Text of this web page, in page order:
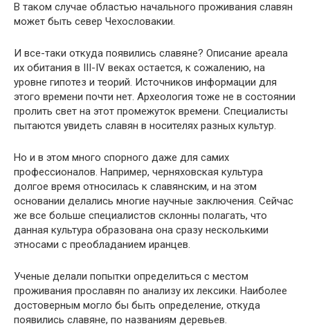
В таком случае областью начального проживания славян
может быть север Чехословакии.
И все-таки откуда появились славяне? Описание ареала
их обитания в III-IV веках остается, к сожалению, на
уровне гипотез и теорий. Источников информации для
этого времени почти нет. Археология тоже не в состоянии
пролить свет на этот промежуток времени. Специалисты
пытаются увидеть славян в носителях разных культур.
Но и в этом много спорного даже для самих
профессионалов. Например, черняховская культура
долгое время относилась к славянским, и на этом
основании делались многие научные заключения. Сейчас
же все больше специалистов склонны полагать, что
данная культура образована она сразу несколькими
этносами с преобладанием иранцев.
Ученые делали попытки определиться с местом
проживания прославян по анализу их лексики. Наиболее
достоверным могло бы быть определение, откуда
появились славяне, по названиям деревьев.